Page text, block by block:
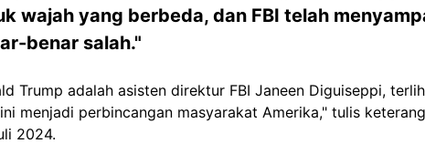
wajah yang berbeda, dan FBI telah
benar salah."
Trump adalah asisten direktur FBI Janeen Diguiseppi,
menjadi perbincangan masyarakat Amerika," tulis
2024.